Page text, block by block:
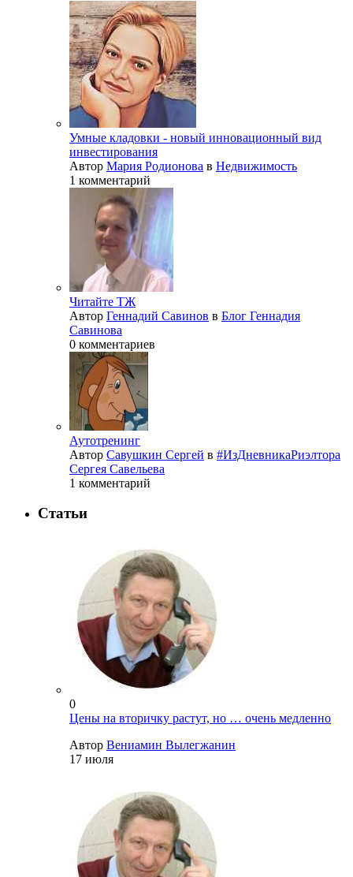
Умные кладовки - новый инновационный вид
инвестирования
Автор Мария Родионова в Недвижимость
1 комментарий
Читайте ТЖ
Автор Геннадий Савинов в Блог Геннадия
Савинова
0 комментариев
Аутотренинг
Автор Савушкин Сергей в #ИзДневникаРиэлтора
Сергея Савельева
1 комментарий
Статьи
0
Цены на вторичку растут, но … очень медленно
Автор Вениамин Вылегжанин
17 июля